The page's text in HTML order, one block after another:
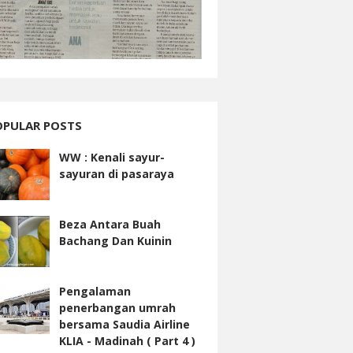
POSTS
WW : Kenali sayur-
sayuran di pasaraya
Beza Antara Buah
Bachang Dan Kuinin
Pengalaman
penerbangan umrah
bersama Saudia Airline
KLIA - Madinah ( Part 4 )